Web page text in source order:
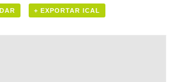
+ EXPORTAR ICAL